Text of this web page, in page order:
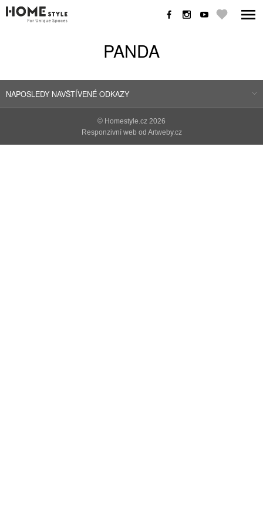
PANDA
NAPOSLEDY NAVŠTÍVENÉ ODKAZY
© Homestyle.cz 2026
Responzivní web od Artweby.cz